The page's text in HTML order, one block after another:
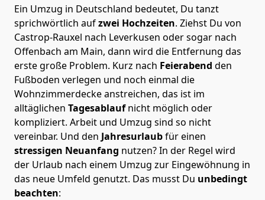
Ein Umzug in Deutschland bedeutet, Du tanzt
sprichwörtlich aufzwei Hochzeiten. Ziehst Du von
Castrop-Rauxel nach Leverkusen oder sogar nach
Offenbach am Main, dann wird die Entfernung das
erste große Problem. Kurz nach Feierabend den
Fußboden verlegen und noch einmal die
Wohnzimmerdecke anstreichen, das ist im
alltäglichen Tagesablaufnicht möglich oder
kompliziert. Arbeit und Umzug sind so nicht
vereinbar. Und den Jahresurlaubfür einen
stressigen Neuanfang nutzen? In der Regel wird
der Urlaub nach einem Umzug zur Eingewöhnung in
das neue Umfeld genutzt. Das musst Du unbedingt
beachten: